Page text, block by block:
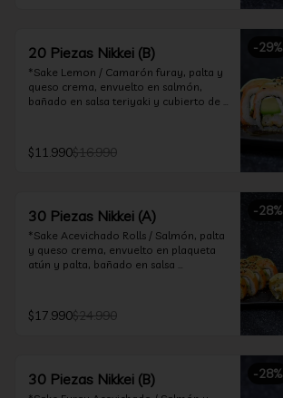
-29%
20 Piezas Nikkei (B)
*Sake Lemon / Camarón furay, palta y
queso crema, envuelto en salmón,
bañado en salsa teriyaki y cubierto de
*Shrimp Fire Rolls /Palta y camarón
furay, envuelto en queso crema
*Incluye 2 palitos, 2 soya 30ml, 1 salsa
teriyaki 30ml
$11.990$16.990
-28%
30 Piezas Nikkei (A)
*Sake Acevichado Rolls / Salmón, palta
y queso crema, envuelto en plaqueta
atún y palta, bañado en salsa
*Shrimp Fire Rolls / Palta y camarón
furay, envuelto en queso crema
*Almond Furay / Pollo teriyaki, queso
crema y almendras tostadas, frito en
$17.990$24.990
-28%
30 Piezas Nikkei (B)